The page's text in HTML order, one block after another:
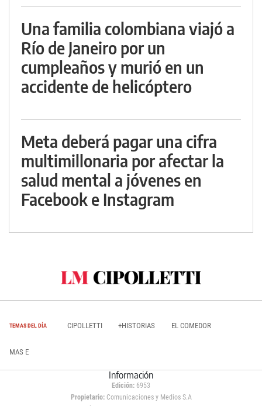
Una familia colombiana viajó a
Río de Janeiro por un
cumpleaños y murió en un
accidente de helicóptero
Meta deberá pagar una cifra
multimillonaria por afectar la
salud mental a jóvenes en
Facebook e Instagram
TEMAS DEL DÍA CIPOLLETTI +HISTORIAS EL COMEDOR
MAS E
Información
Edición: 6953
Propietario:Comunicaciones y Medios S.A